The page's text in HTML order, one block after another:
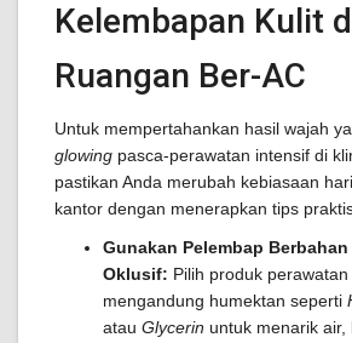
Kelembapan Kulit
Ruangan Ber-AC
Untuk mempertahankan hasil wajah
glowing pasca-perawatan intensif di
pastikan Anda merubah kebiasaan
kantor dengan menerapkan tips
Gunakan Pelembap
Oklusif: Pilih produk
mengandung humektan seperti
atau Glycerin untuk menarik